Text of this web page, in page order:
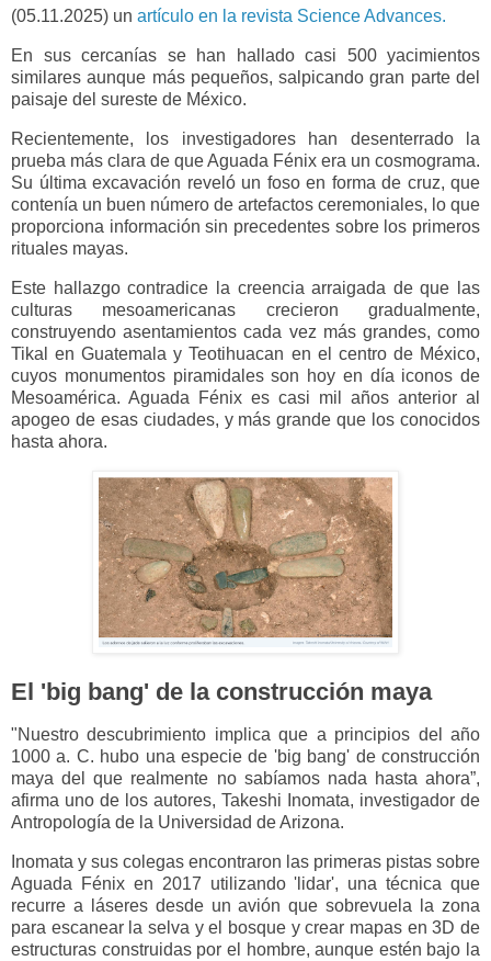
(05.11.2025) un artículo en la revista Science Advances.
En sus cercanías se han hallado casi 500 yacimientos
similares aunque más pequeños, salpicando gran parte del
paisaje del sureste de México.
Recientemente, los investigadores han desenterrado la
prueba más clara de que Aguada Fénix era un cosmograma.
Su última excavación reveló un foso en forma de cruz, que
contenía un buen número de artefactos ceremoniales, lo que
proporciona información sin precedentes sobre los primeros
rituales mayas.
Este hallazgo contradice la creencia arraigada de que las
culturas mesoamericanas crecieron gradualmente,
construyendo asentamientos cada vez más grandes, como
Tikal en Guatemala y Teotihuacan en el centro de México,
cuyos monumentos piramidales son hoy en día iconos de
Mesoamérica. Aguada Fénix es casi mil años anterior al
apogeo de esas ciudades, y más grande que los conocidos
hasta ahora.
El 'big bang' de la construcción maya
"Nuestro descubrimiento implica que a principios del año
1000 a. C. hubo una especie de 'big bang' de construcción
maya del que realmente no sabíamos nada hasta ahora”,
afirma uno de los autores, Takeshi Inomata, investigador de
Antropología de la Universidad de Arizona.
Inomata y sus colegas encontraron las primeras pistas sobre
Aguada Fénix en 2017 utilizando 'lidar', una técnica que
recurre a láseres desde un avión que sobrevuela la zona
para escanear la selva y el bosque y crear mapas en 3D de
estructuras construidas por el hombre, aunque estén bajo la